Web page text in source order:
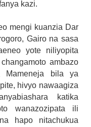
kazi.
mengi kuanzia Dar
Gairo na sasa
yote niliyopita
ambazo
Mameneja bila ya
hivyo nawaagiza
katika
wanazozipata ili
hapo nitachukua